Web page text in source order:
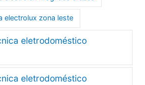
electrolux zona leste
eletrodoméstico
eletrodoméstico